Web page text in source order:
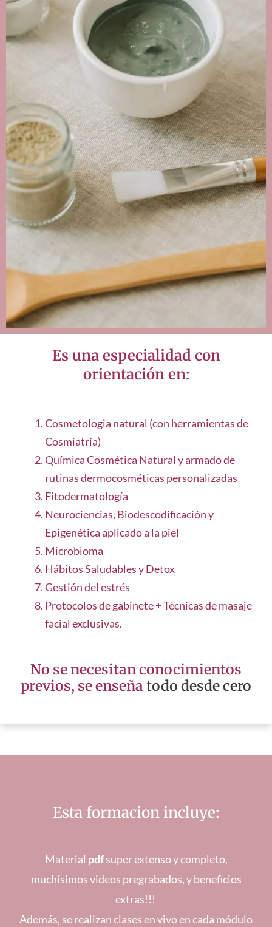
Es una especialidad con
orientación en:
Cosmetologia natural (con herramientas de
Cosmiatría)
Química Cosmética Natural y armado de
rutinas dermocosméticas personalizadas
Fitodermatología
Neurociencias, Biodescodificación y
Epigenética aplicado a la piel
Microbioma
Hábitos Saludables y Detox
Gestión del estrés
Protocolos de gabinete + Técnicas de masaje
facial exclusivas.
No se necesitan conocimientos
previos, se enseña todo desde cero
Esta formacion incluye:
Material pdfsuper extenso y completo,
muchísimos videos pregrabados, y beneficios
extras!!!
Además, se realizan clases en vivo en cada módulo